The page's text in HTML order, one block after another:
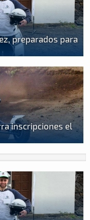
preparados para
inscripciones el